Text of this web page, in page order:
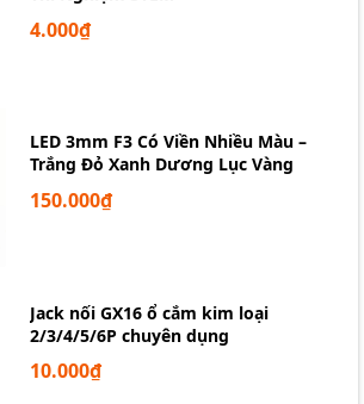
4.000₫
LED 3mm F3 Có Viền Nhiều Màu –
Trắng Đỏ Xanh Dương Lục Vàng
150.000₫
Jack nối GX16 ổ cắm kim loại
2/3/4/5/6P chuyên dụng
10.000₫